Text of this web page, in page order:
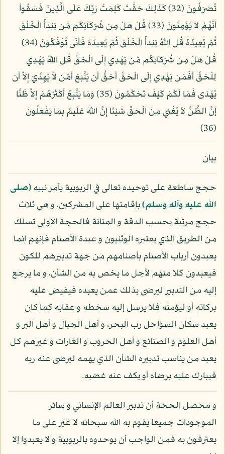
تُصْرَفُونَ (32) كَذَلِكَ حَقَّتْ كَلِمَتُ رَبِّكَ عَلَى الَّذِينَ فَسَقُواْ
أَنَّهُمْ لاَ يُؤْمِنُونَ (33) قُلْ هَلْ مِن شُرَكَآئِكُم مَّن يَبْدَأُ الْخَلْقَ
ثُمَّ يُعِيدُهُ قُلِ اللّهُ يَبْدَأُ الْخَلْقَ ثُمَّ يُعِيدُهُ فَأَنَّى تُؤْفَكُونَ (34)
قُلْ هَلْ مِن شُرَكَآئِكُم مَّن يَهْدِي إِلَى الْحَقِّ قُلِ اللّهُ يَهْدِي
لِلْحَقِّ أَفَمَن يَهْدِي إِلَى الْحَقِّ أَحَقُّ أَن يُتَّبَعَ أَمَّن لاَّ يَهِدِّيَ إِلاَّ أَن
يُهْدَى فَمَا لَكُمْ كَيْفَ تَحْكُمُونَ (35) وَمَا يَتَّبِعُ أَكْثَرُهُمْ إِلاَّ ظَنًّا
إَنَّ الظَّنَّ لاَ يُغْنِي مِنَ الْحَقِّ شَيْئًا إِنَّ اللّهَ عَلَيمٌ بِمَا يَفْعَلُونَ
(36)
بيان
حجج ساطعة على توحيده تعالى في الربوبية يأمر نبيه(صلى
الله عليه وآله وسلم)بإقامتها على المشركين، و هي ثلاث
حجج مرتبة بحسب الدقة و المتانة فالحجة الأولى تسلك
من الطريق الذي يعتبره الوثنيون و عبدة الأصنام فإنهم إنما
يعبدون أرباب الأصنام بأصنامهم من جهة تدبيرهم للكون
فيعبدون كلا منهم لأجل ما يخص به من الشأن، و ما يرجع
إليه من التدبير ليرضى بذلك عمن يعبده فيفيض عليه
بركاته أو ليؤمنه فلا يرسل إليه سخطه و عقابه كما كان
يعبد سكان السواحل رب البحر، و أهل الجبال و أهل البر و
أهل العلوم و الصنائع و أهل الحروب و الغارات و غيرهم كل
يعبد من يناسب تدبيره الشأن الذي يهمه ليرضى عنه ربه
فيبارك عليه برضاه أو يكف عنه غضبه.
و محصل الحجة أن تدبير العالم الإنساني و سائر
الموجودات جميعا يقوم به الله سبحانه لا غير على ما
يعترفون به فمن الواجب أن يوحدوه بالربوبية و لا يعبدوا إلا